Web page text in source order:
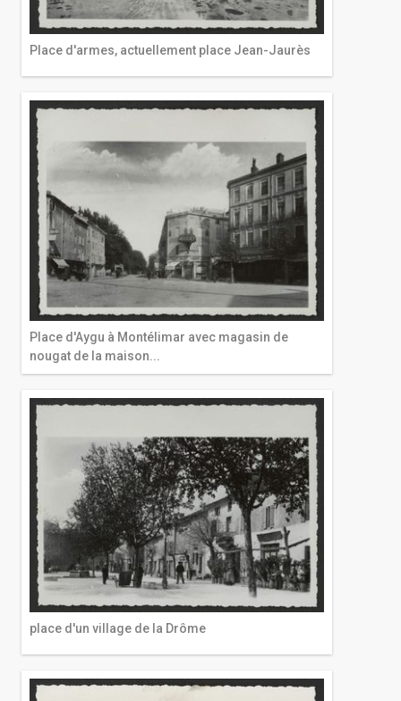
Place d'armes, actuellement place Jean-Jaurès
Place d'Aygu à Montélimar avec magasin de
nougat de la maison...
place d'un village de la Drôme